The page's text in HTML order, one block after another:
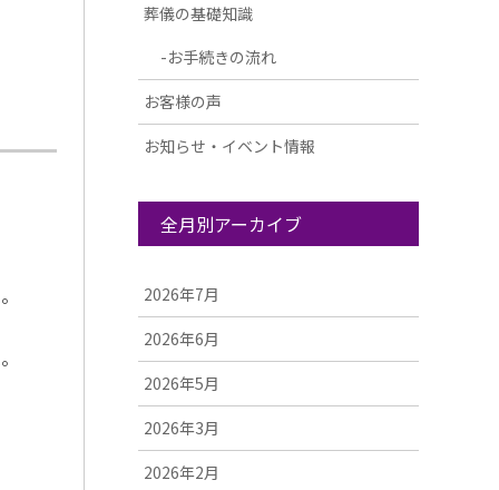
葬儀の基礎知識
お手続きの流れ
お客様の声
お知らせ・イベント情報
全月別アーカイブ
2026年7月
2026年6月
2026年5月
2026年3月
2026年2月